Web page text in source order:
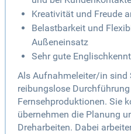
Kreativität und Freude
Belastbarkeit und
Außeneinsatz
Sehr gute
Als Aufnahmeleiter/in sind
reibungslose
Fernsehproduktionen. Sie
übernehmen die Planung
Dreharbeiten. Dabei